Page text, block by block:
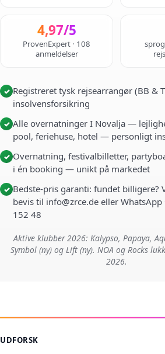
4,97/5
ProvenExpert · 108
anmeldelser
✓ Registreret tysk rejsearrangør (BB &
insolvensforsikring
✓ Alle overnatninger I Novalja —
pool, feriehuse, hotel — personligt
✓ Overnatning, festivalbilletter,
i én booking — unikt på markedet
✓ Bedste-pris garanti: fundet billigere?
bevis til info@zrce.de eller
152 48
Aktive klubber 2026: Kalypso, Papaya,
Symbol (ny) og Lift (ny). NOA og Rocks
2026.
UDFORSK